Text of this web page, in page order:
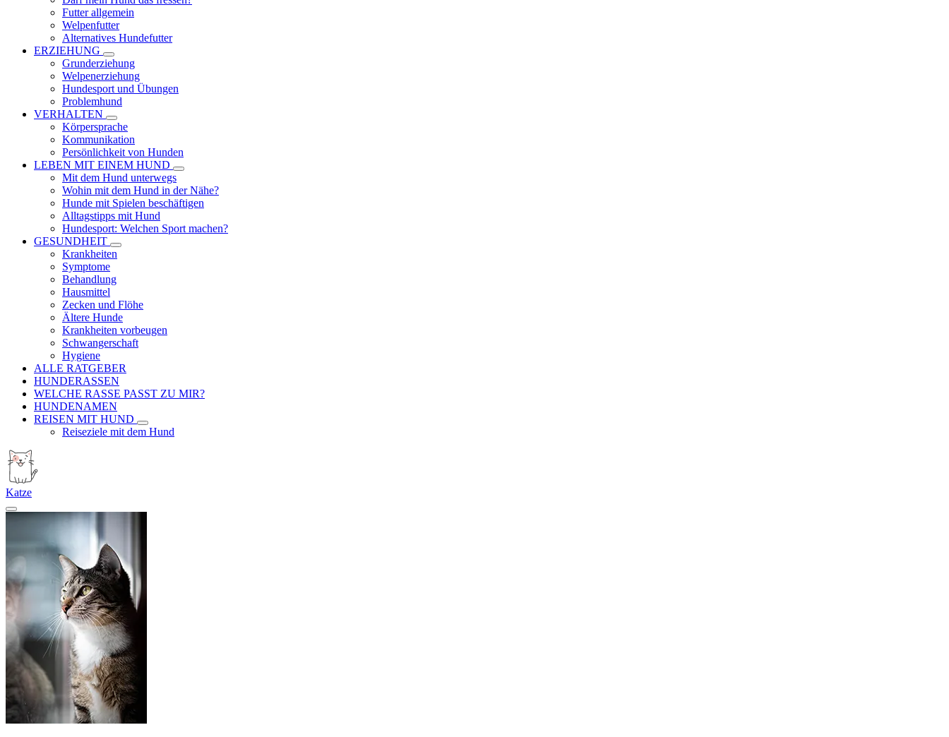
Futter allgemein
Welpenfutter
Alternatives Hundefutter
ERZIEHUNG
Grunderziehung
Welpenerziehung
Hundesport und Übungen
Problemhund
VERHALTEN
Körpersprache
Kommunikation
Persönlichkeit von Hunden
LEBEN MIT EINEM HUND
Mit dem Hund unterwegs
Wohin mit dem Hund in der Nähe?
Hunde mit Spielen beschäftigen
Alltagstipps mit Hund
Hundesport: Welchen Sport machen?
GESUNDHEIT
Krankheiten
Symptome
Behandlung
Hausmittel
Zecken und Flöhe
Ältere Hunde
Krankheiten vorbeugen
Schwangerschaft
Hygiene
ALLE RATGEBER
HUNDERASSEN
WELCHE RASSE PASST ZU MIR?
HUNDENAMEN
REISEN MIT HUND
Reiseziele mit dem Hund
Katze